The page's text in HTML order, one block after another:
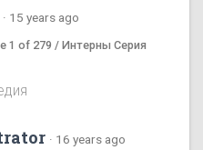
· 15 years ago
1 of 279 / Интерны Серия
· 16 years ago